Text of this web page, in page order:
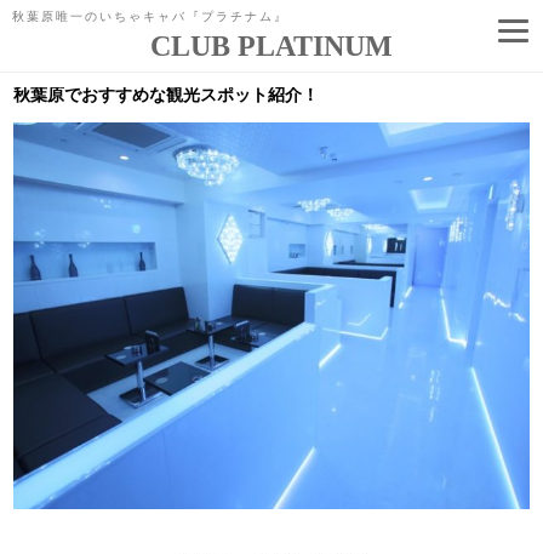
秋葉原唯一のいちゃキャバ『プラチナム』
CLUB PLATINUM
ン
テ
ン
ス
ッ
プ
秋葉原でおすすめな観光スポット紹介！